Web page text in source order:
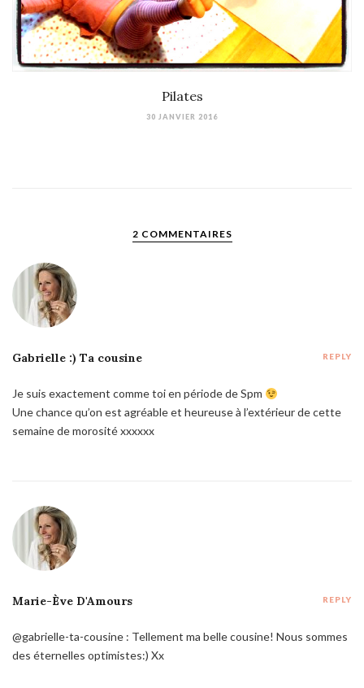
Pilates
30 JANVIER 2016
2 COMMENTAIRES
Gabrielle :) Ta cousine REPLY
Je suis exactement comme toi en période de Spm
Une chance qu’on est agréable et heureuse à l’extérieur de cette
semaine de morosité xxxxxx
Marie-Ève D'Amours REPLY
@gabrielle-ta-cousine : Tellement ma belle cousine! Nous sommes
des éternelles optimistes:) Xx